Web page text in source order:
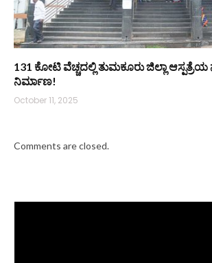
131 ಕೋಟಿ ವೆಚ್ಚದಲ್ಲಿ ತುಮಕೂರು ಜಿಲ್ಲಾ
ನಿರ್ಮಾಣ!
October 11, 2025
Comments are closed.